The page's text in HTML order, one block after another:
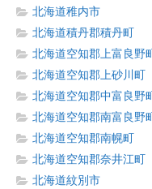
北海道稚内市
北海道積丹郡積丹町
北海道空知郡上富良野町
北海道空知郡上砂川町
北海道空知郡中富良野町
北海道空知郡南富良野町
北海道空知郡南幌町
北海道空知郡奈井江町
北海道紋別市